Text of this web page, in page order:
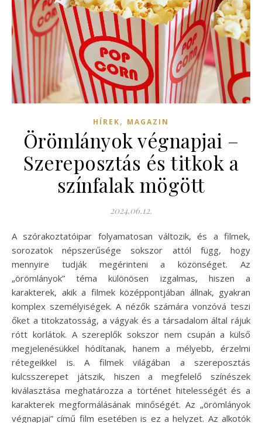
HÍREK, MAGAZIN
Örömlányok végnapjai –
Szereposztás és titkok a
színfalak mögött
2024.06.12.
A szórakoztatóipar folyamatosan változik, és a filmek,
sorozatok népszerűsége sokszor attól függ, hogy
mennyire tudják megérinteni a közönséget. Az
„örömlányok” téma különösen izgalmas, hiszen a
karakterek, akik a filmek középpontjában állnak, gyakran
komplex személyiségek. A nézők számára vonzóvá teszi
őket a titokzatosság, a vágyak és a társadalom által rájuk
rótt korlátok. A szereplők sokszor nem csupán a külső
megjelenésükkel hódítanak, hanem a mélyebb, érzelmi
rétegeikkel is. A filmek világában a szereposztás
kulcsszerepet játszik, hiszen a megfelelő színészek
kiválasztása meghatározza a történet hitelességét és a
karakterek megformálásának minőségét. Az „örömlányok
végnapjai” című film esetében is ez a helyzet. Az alkotók